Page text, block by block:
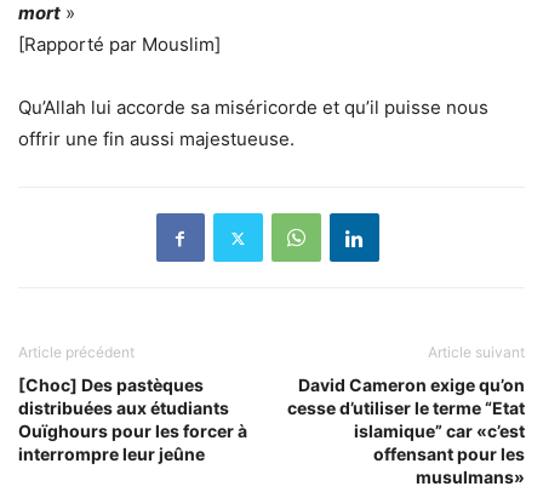
mort »
[Rapporté par Mouslim]
Qu’Allah lui accorde sa miséricorde et qu’il puisse nous
offrir une fin aussi majestueuse.
Article précédent
[Choc] Des pastèques
distribuées aux étudiants
Ouïghours pour les forcer à
interrompre leur jeûne
Article suivant
David Cameron exige qu’on
cesse d’utiliser le terme “Etat
islamique” car «c’est
offensant pour les
musulmans»